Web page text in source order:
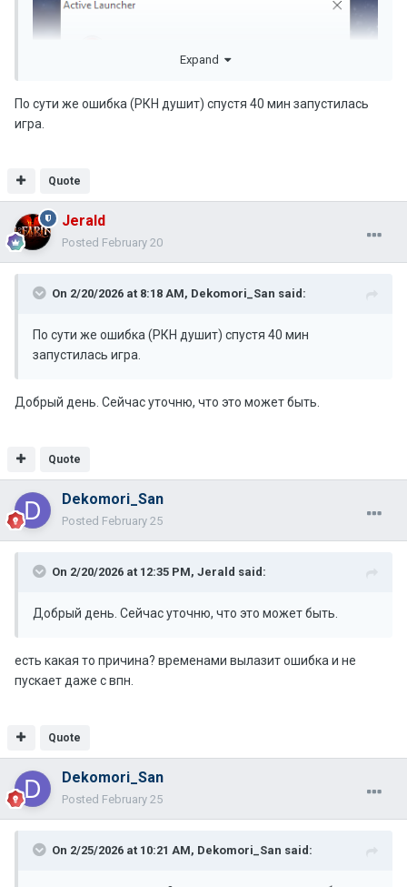
И
Из России. Вчера была несколько раз ошибка (непомню
какая), Сегодня вот такие, 3 раза пробовал, обновился
через фаст апдейт и все равно ошибка.
Expand
По сути же ошибка (РКН душит) спустя 40 мин запустилась
игра.
Quote
Jerald
Posted February 20
On 2/20/2026 at 8:18 AM, Dekomori_San said:
По сути же ошибка (РКН душит) спустя 40 мин
запустилась игра.
Добрый день. Сейчас уточню, что это может быть.
Quote
Dekomori_San
Posted February 25
On 2/20/2026 at 12:35 PM, Jerald said:
Добрый день. Сейчас уточню, что это может быть.
есть какая то причина? временами вылазит ошибка и не
пускает даже с впн.
Quote
Dekomori_San
Posted February 25
On 2/25/2026 at 10:21 AM, Dekomori_San said: